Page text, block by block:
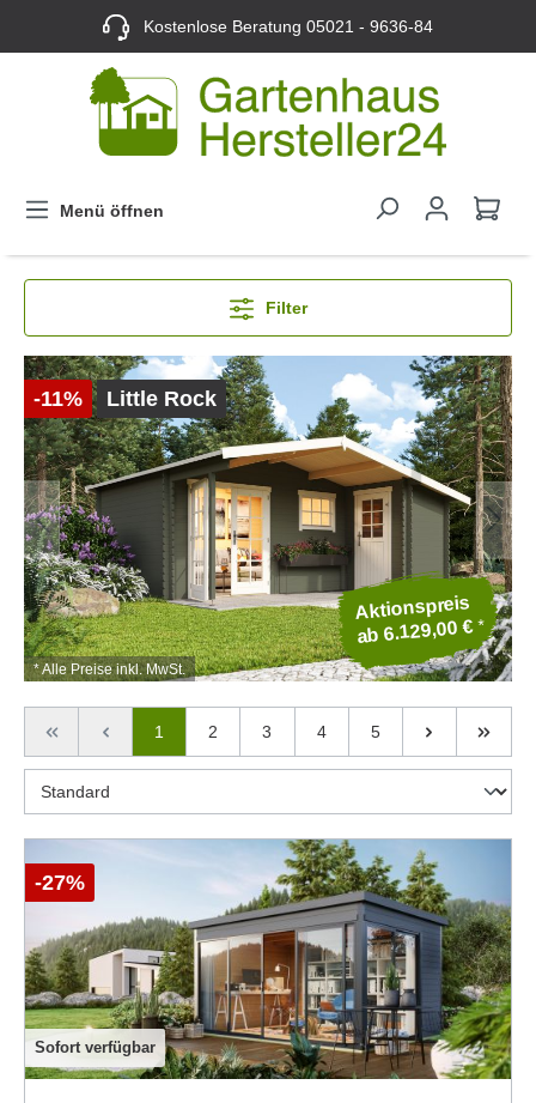
Kostenlose Beratung05021 - 9636-84
Menü öffnen
Filter
-11% Little Rock
Aktionspreis
ab 6.129,00 €*
* Alle Preise inkl. MwSt.
1 2 3 4 5
-27%
Sofort verfügbar